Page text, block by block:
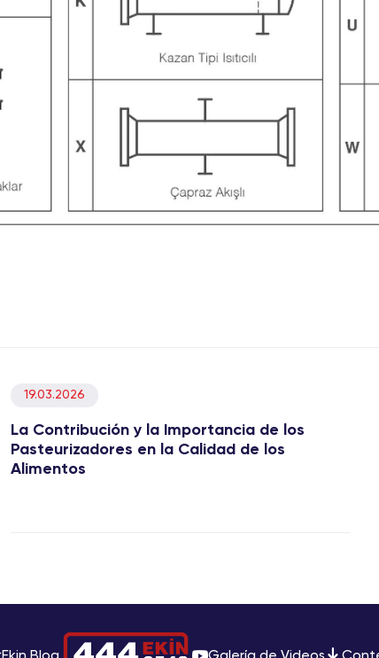
19.03.2026
La Contribución y la Importancia de los
Pasteurizadores en la Calidad de los
Alimentos